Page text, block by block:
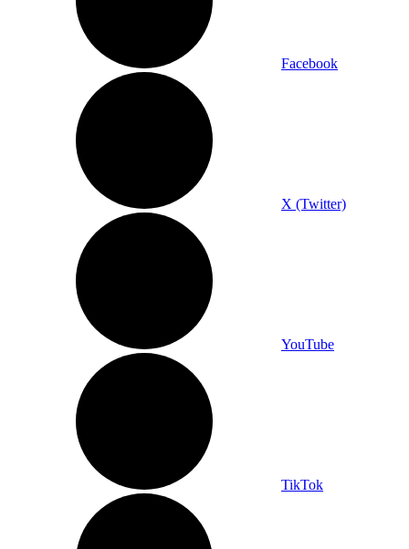
Facebook
X (Twitter)
YouTube
TikTok